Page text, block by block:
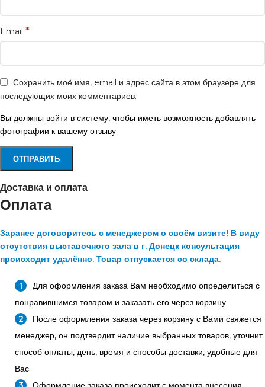
Email *
Сохранить моё имя, email и адрес сайта в этом браузере для
последующих моих комментариев.
Вы должны войти в систему, чтобы иметь возможность добавлять
фотографии к вашему отзыву.
Доставка и оплата
Оплата
Заранее договоритесь с менеджером о своём визите! В виду
отсутствия выставочного зала в г. Донецк консультация
происходит удалённо. Товар отпускается со склада.
Для оформления заказа Вам необходимо определиться с
понравившимся товаром и заказать его через корзину.
После оформления заказа через корзину с Вами свяжется
менеджер, он подтвердит наличие выбранных товаров, уточнит
способ оплаты, день, время и способы доставки, удобные для
Вас.